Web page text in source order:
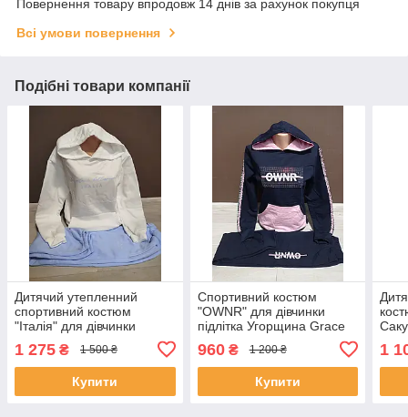
Повернення товару впродовж 14 днів за рахунок покупця
Всі умови повернення
Подібні товари компанії
Дитячий утепленний
спортивний костюм
"Італія" для дівчинки
двійка штани та худі білий
блакитний
1 275 ₴ 1 500 ₴
Купити
Спортивний костюм
"OWNR" для дівчинки
підлітка Угорщина Grace
на 7-14 років двійка худі зі
штанами
960₴ 1 200 ₴
Купити
1